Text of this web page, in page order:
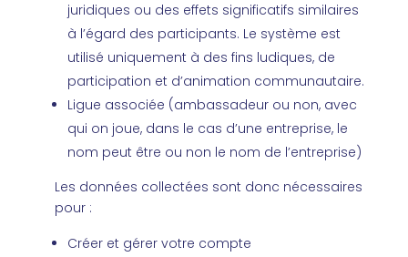
juridiques ou des effets significatifs similaires
à l’égard des participants. Le système est
utilisé uniquement à des fins ludiques, de
participation et d’animation communautaire.
Ligue associée (ambassadeur ou non, avec
qui on joue, dans le cas d’une entreprise, le
nom peut être ou non le nom de l’entreprise)
Les données collectées sont donc nécessaires
pour :
Créer et gérer votre compte